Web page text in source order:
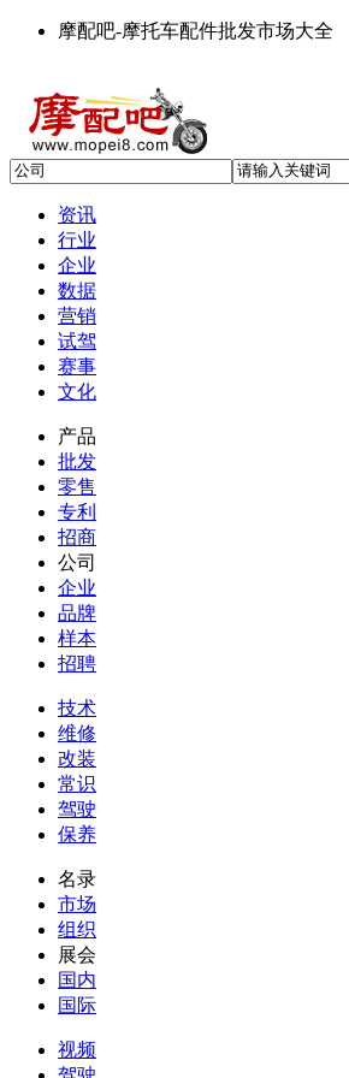
摩配吧-摩托车配件批发市场大全
资讯
行业
企业
数据
营销
试驾
赛事
文化
产品
批发
零售
专利
招商
公司
企业
品牌
样本
招聘
技术
维修
改装
常识
驾驶
保养
名录
市场
组织
展会
国内
国际
视频